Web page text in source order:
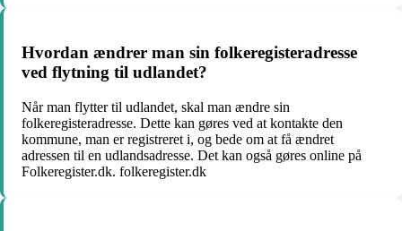
Hvordan ændrer man sin folkeregisteradresse
ved flytning til udlandet?
Når man flytter til udlandet, skal man ændre sin
folkeregisteradresse. Dette kan gøres ved at kontakte den
kommune, man er registreret i, og bede om at få ændret
adressen til en udlandsadresse. Det kan også gøres online på
Folkeregister.dk. folkeregister.dk